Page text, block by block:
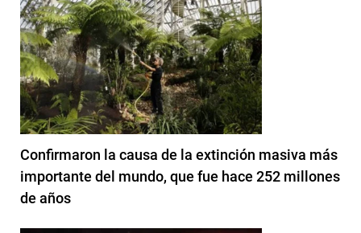
Confirmaron la causa de la extinción masiva más
importante del mundo, que fue hace 252 millones
de años